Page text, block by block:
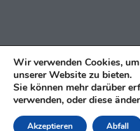
© 2023 Alejandro Pavi
Wir verwenden Cookies,
unserer Website zu bieten.
Sie können mehr darüber
verwenden, oder diese
Akzeptieren Abfall